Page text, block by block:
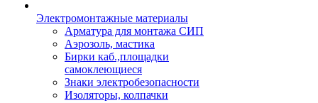
Электромонтажные материалы
Арматура для монтажа СИП
Аэрозоль, мастика
Бирки каб.,площадки
самоклеющиеся
Знаки электробезопасности
Изоляторы, колпачки